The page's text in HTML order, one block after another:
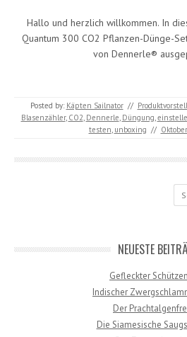
Hallo und herzlich willkommen. In
Quantum 300 CO2 Pflanzen-Dünge-
von Dennerle®
Posted by: Käpten Sailnator //
Blasenzähler, CO2, Dennerle, Düngung,
testen, unboxing //
Search
NEUESTE
Gefleckter
Indischer
Der
Die Siamesische